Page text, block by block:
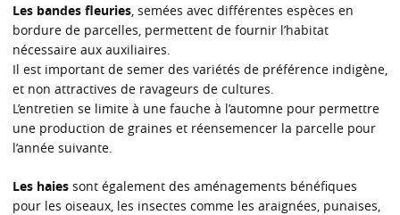
Les bandes fleuries , semées avec différentes espèces en
bordure de parcelles, permettent de fournir l’habitat
nécessaire aux auxiliaires.
Il est important de semer des variétés de préférence indigène,
et non attractives de ravageurs de cultures.
L’entretien se limite à une fauche à l’automne pour permettre
une production de graines et réensemencer la parcelle pour
l’année suivante.
Les haies sont également des aménagements bénéfiques
pour les oiseaux, les insectes comme les araignées, punaises,